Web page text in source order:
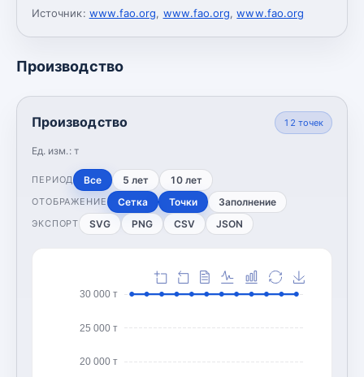
Источник: www.fao.org, www.fao.org,www.fao.org
Производство
Производство
Ед. изм.: т
12 точек
ПЕРИОД Все 5 лет 10 лет
ОТОБРАЖЕНИЕ Сетка Точки Заполнение
ЭКСПОРТ SVG PNG CSV JSON
20 000 т
25 000 т
30 000 т